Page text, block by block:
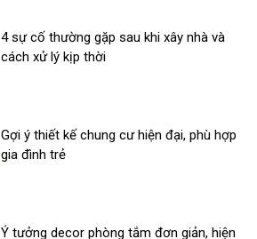
4 sự cố thường gặp sau khi xây nhà và
cách xử lý kịp thời
Gợi ý thiết kế chung cư hiện đại, phù hợp
gia đình trẻ
Ý tưởng decor phòng tắm đơn giản, hiện